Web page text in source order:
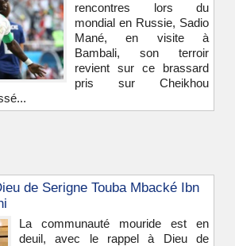
rencontres lors du
mondial en Russie, Sadio
Mané, en visite à
Bambali, son terroir
revient sur ce brassard
pris sur Cheikhou
de Serigne Touba Mbacké Ibn
La communauté mouride est en
deuil, avec le rappel à Dieu de